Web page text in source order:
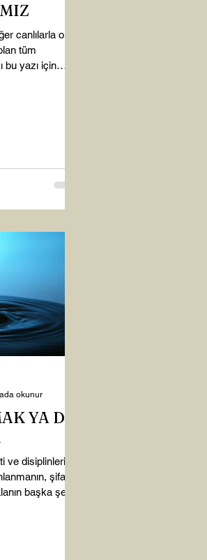
canlılarla olan
tüm
bu yazı için
YA DA
ve disiplinlerin
şifanın
başka şey
okunur